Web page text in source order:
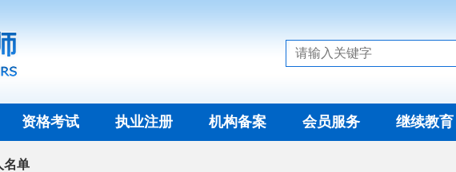
资格考试 执业注册 机构备案 会员服务 继续教育
名单